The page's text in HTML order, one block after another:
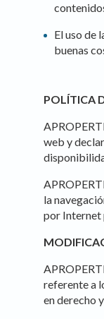
El uso de
buenas
POLÍTICA
web y
la
por Internet
referente a
en derecho